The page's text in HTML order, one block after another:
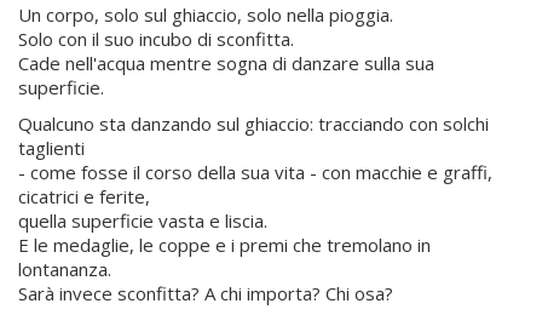
Un corpo, solo sul ghiaccio, solo nella pioggia.
Solo con il suo incubo di sconfitta.
Cade nell'acqua mentre sogna di danzare sulla sua
superficie.
Qualcuno sta danzando sul ghiaccio: tracciando con solchi
taglienti
- come fosse il corso della sua vita - con macchie e graffi,
cicatrici e ferite,
quella superficie vasta e liscia.
E le medaglie, le coppe e i premi che tremolano in
lontananza.
Sarà invece sconfitta? A chi importa? Chi osa?